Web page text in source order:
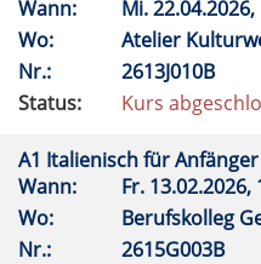
Wann:
Mi.
Wo:
Atelier
Nr.:
2613J010B
Status:
Kurs
A1 Italienisch für Anfänger
Wann:
Fr. 13.02.2026,
Wo:
Berufskolleg
Nr.:
2615G003B